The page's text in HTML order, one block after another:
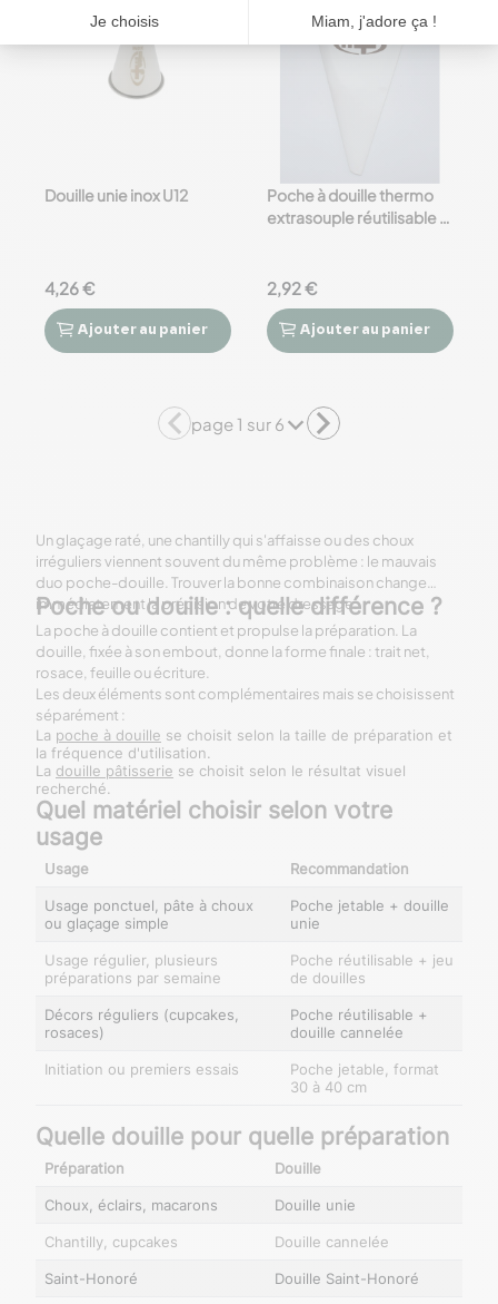
Douille unie inox U12
4,26 €
 
Ajouter au panier
Poche à douille thermo
extrasouple réutilisable -
2,92 €
 
Ajouter au panier
page 1 sur 6
Un glaçage raté, une chantilly qui s'affaisse ou des choux
irréguliers viennent souvent du même problème : le mauvais
duo poche-douille. Trouver la bonne combinaison change
immédiatement la précision de votre dressage.
Poche ou douille : quelle différence ?
La poche à douille contient et propulse la préparation. La
douille, fixée à son embout, donne la forme finale : trait net,
rosace, feuille ou écriture.
Les deux éléments sont complémentaires mais se choisissent
séparément :
La poche à douille se choisit selon la taille de préparation et
la fréquence d'utilisation.
La douille pâtisserie se choisit selon le résultat visuel
recherché.
Quel matériel choisir selon votre
usage
Usage Recommandation
Usage ponctuel, pâte à choux
ou glaçage simple
Poche jetable + douille
unie
Usage régulier, plusieurs
préparations par semaine
Poche réutilisable + jeu
de douilles
Décors réguliers (cupcakes,
rosaces)
Poche réutilisable +
douille cannelée
Initiation ou premiers essais
Poche jetable, format
30 à 40 cm
Quelle douille pour quelle préparation
Préparation Douille
Choux, éclairs, macarons Douille unie
Chantilly, cupcakes Douille cannelée
Saint-Honoré Douille Saint-Honoré